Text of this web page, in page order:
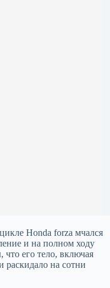
Honda forza мчался
и на полном ходу
что его тело, включая
раскидало на сотни